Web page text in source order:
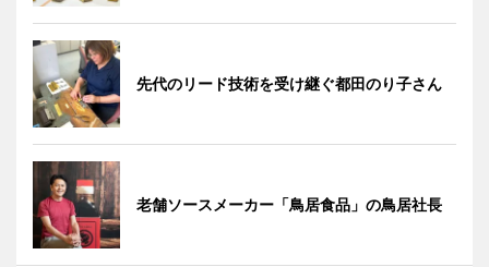
先代のリード技術を受け継ぐ都田のり子さん
老舗ソースメーカー「鳥居食品」の鳥居社長